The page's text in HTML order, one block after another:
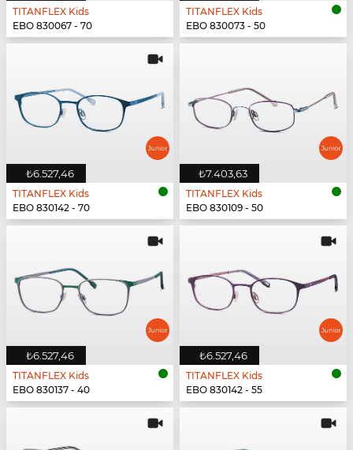
TITANFLEX Kids
EBO 830067 - 70
TITANFLEX Kids
EBO 830073 - 50
₺6.527,46
TITANFLEX Kids
EBO 830142 - 70
₺7.403,63
TITANFLEX Kids
EBO 830109 - 50
₺6.527,46
TITANFLEX Kids
EBO 830137 - 40
₺6.527,46
TITANFLEX Kids
EBO 830142 - 55